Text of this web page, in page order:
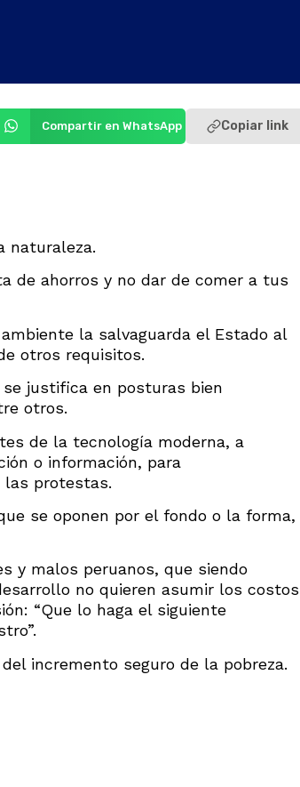
Compartir en WhatsApp Copiar link
naturaleza.
de ahorros y no dar de comer a tus
la salvaguarda el Estado al
otros requisitos.
justifica en posturas bien
otros.
de la tecnología moderna, a
o información, para
las protestas.
se oponen por el fondo o la forma,
y malos peruanos, que siendo
no quieren asumir los costos
“Que lo haga el siguiente
incremento seguro de la pobreza.